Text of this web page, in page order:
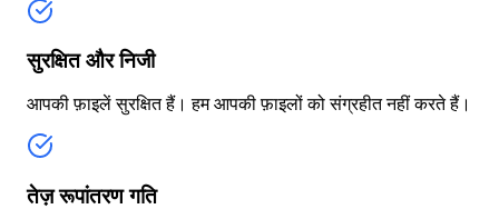
सुरक्षित और निजी
आपकी फ़ाइलें सुरक्षित हैं। हम आपकी फ़ाइलों को संग्रहीत नहीं करते हैं।
तेज़ रूपांतरण गति